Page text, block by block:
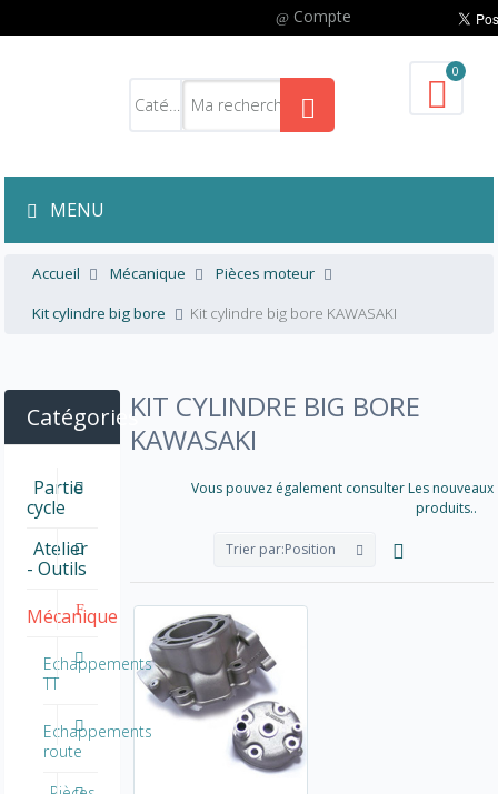
Compte
0
MENU
Accueil Mécanique
Pièces moteur
Kit cylindre big bore
Kit cylindre big bore KAWASAKI
KIT CYLINDRE BIG BORE
KAWASAKI
Vous pouvez également consulter Les nouveaux
produits..
Trier par:Position
Catégories
Partie
cycle
Atelier
- Outils
Mécanique
Echappements
TT
Echappements
route